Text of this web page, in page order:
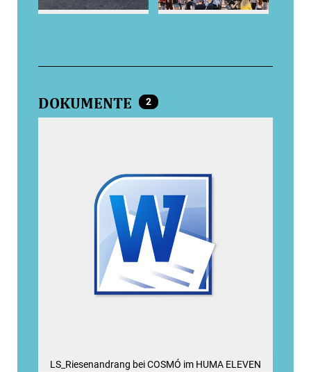
DOKUMENTE 2
LS_Riesenandrang bei COSMÓ im HUMA ELEVEN